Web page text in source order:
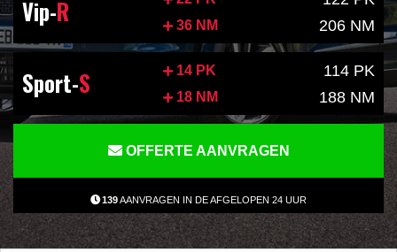
Vip-R 36 NM 206 NM
Sport-S 14 PK 114 PK
18 NM 188 NM
OFFERTE AANVRAGEN
139AANVRAGEN IN DE AFGELOPEN 24 UUR